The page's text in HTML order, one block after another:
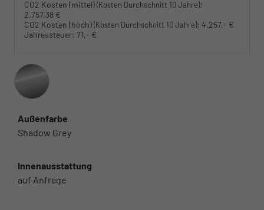
CO2 Kosten (mittel)(Kosten Durchschnitt 10 Jahre):
2.757,38 €
CO2 Kosten (hoch)(Kosten Durchschnitt 10 Jahre): 4.257,- €
Jahressteuer: 71,- €
Außenfarbe
Shadow Grey
Innenausstattung
auf Anfrage